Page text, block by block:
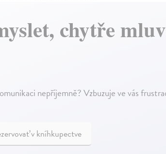
chytře
nepříjemně? Vzbuzuje ve vás
v kníhkupectve